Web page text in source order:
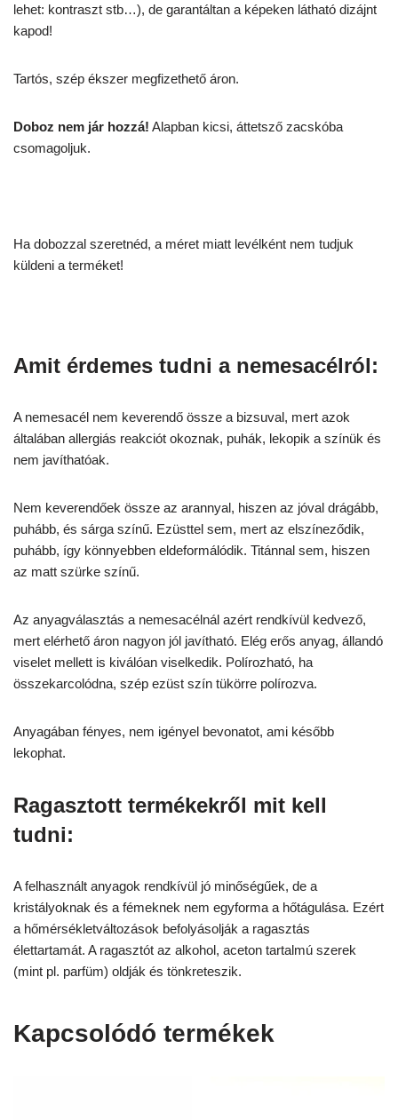
lehet: kontraszt stb…), de garantáltan a képeken látható dizájnt
kapod!
Tartós, szép ékszer megfizethető áron.
Doboz nem jár hozzá! Alapban kicsi, áttetsző zacskóba
csomagoljuk.
Ha dobozzal szeretnéd, a méret miatt levélként nem tudjuk
küldeni a terméket!
Amit érdemes tudni a nemesacélról:
A nemesacél nem keverendő össze a bizsuval, mert azok
általában allergiás reakciót okoznak, puhák, lekopik a színük és
nem javíthatóak.
Nem keverendőek össze az arannyal, hiszen az jóval drágább,
puhább, és sárga színű. Ezüsttel sem, mert az elszíneződik,
puhább, így könnyebben eldeformálódik. Titánnal sem, hiszen
az matt szürke színű.
Az anyagválasztás a nemesacélnál azért rendkívül kedvező,
mert elérhető áron nagyon jól javítható. Elég erős anyag, állandó
viselet mellett is kiválóan viselkedik. Polírozható, ha
összekarcolódna, szép ezüst szín tükörre polírozva.
Anyagában fényes, nem igényel bevonatot, ami később
lekophat.
Ragasztott termékekről mit kell
tudni:
A felhasznált anyagok rendkívül jó minőségűek, de a
kristályoknak és a fémeknek nem egyforma a hőtágulása. Ezért
a hőmérsékletváltozások befolyásolják a ragasztás
élettartamát. A ragasztót az alkohol, aceton tartalmú szerek
(mint pl. parfüm) oldják és tönkreteszik.
Kapcsolódó termékek